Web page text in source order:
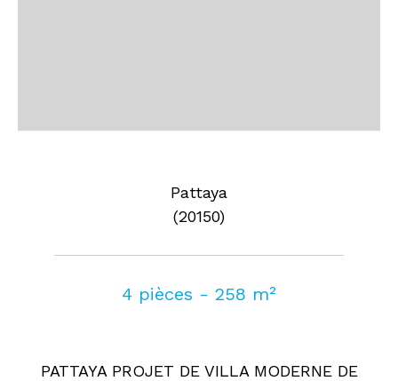
Pattaya
(20150)
4 pièces - 258 m²
PATTAYA PROJET DE VILLA MODERNE DE